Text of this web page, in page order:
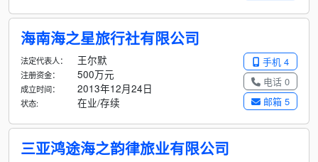
海南海之星旅行社有限公司
手机 4
电话 0
邮箱 5
法定代表人： 王尔默
注册资金： 500万元
成立时间： 2013年12月24日
状态: 在业/存续
三亚鸿途海之韵律旅业有限公司